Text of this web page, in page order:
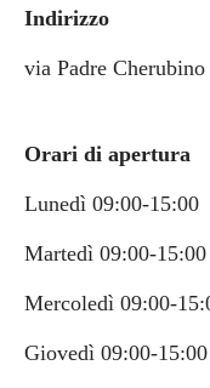
Indirizzo
via Padre
Orari di apertura
Lunedì 09:00-15:00
Martedì 09:00-15:00
Mercoledì 09:00-
Giovedì 09:00-15:00